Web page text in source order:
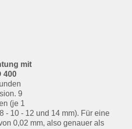
mit
400
9
(je 1
- 10 - 12 und 14 mm). Für eine
0,02 mm, also genauer als